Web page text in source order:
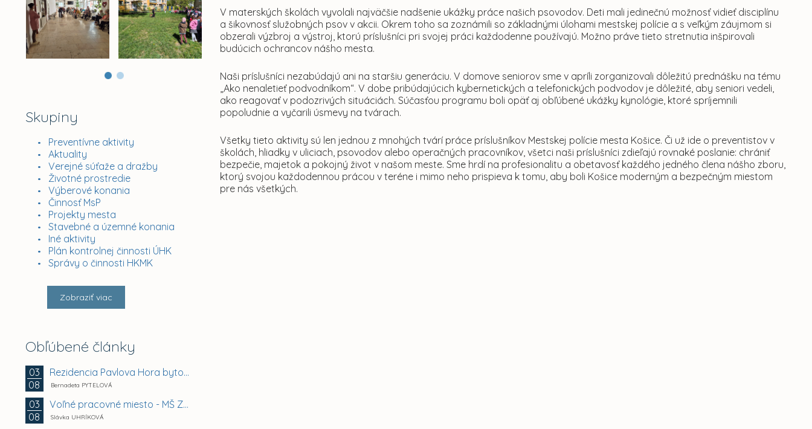
Skupiny
Preventívne aktivity
Aktuality
Verejné súťaže a dražby
Životné prostredie
Výberové konania
Činnosť MsP
Projekty mesta
Stavebné a územné konania
Iné aktivity
Plán kontrolnej činnosti ÚHK
Správy o činnosti HKMK
Zobraziť viac
Obľúbené články
03
08
Rezidencia Pavlova Hora bytový dom A + B +...
Bernadeta PYTELOVÁ
03
08
Voľné pracovné miesto - MŠ Zuzkin park 2, Košice -...
Slávka UHRÍKOVÁ
V materských školách vyvolali najväčšie nadšenie ukážky práce našich psovodov. Deti mali jedinečnú možnosť vidieť disciplínu
a šikovnosť služobných psov v akcii. Okrem toho sa zoznámili so základnými úlohami mestskej polície a s veľkým záujmom si
obzerali výzbroj a výstroj, ktorú príslušníci pri svojej práci každodenne používajú. Možno práve tieto stretnutia inšpirovali
budúcich ochrancov nášho mesta.
Naši príslušníci nezabúdajú ani na staršiu generáciu. V domove seniorov sme v apríli zorganizovali dôležitú prednášku na tému
„Ako nenaletieť podvodníkom“. V dobe pribúdajúcich kybernetických a telefonických podvodov je dôležité, aby seniori vedeli,
ako reagovať v podozrivých situáciách. Súčasťou programu boli opäť aj obľúbené ukážky kynológie, ktoré spríjemnili
popoludnie a vyčarili úsmevy na tvárach.
Všetky tieto aktivity sú len jednou z mnohých tvárí práce príslušníkov Mestskej polície mesta Košice. Či už ide o preventistov v
školách, hliadky v uliciach, psovodov alebo operačných pracovníkov, všetci naši príslušníci zdieľajú rovnaké poslanie: chrániť
bezpečie, majetok a pokojný život v našom meste. Sme hrdí na profesionalitu a obetavosť každého jedného člena nášho zboru,
ktorý svojou každodennou prácou v teréne i mimo neho prispieva k tomu, aby boli Košice moderným a bezpečným miestom
pre nás všetkých.